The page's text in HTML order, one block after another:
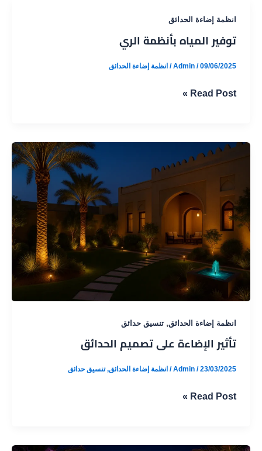
انظمة إضاءة الحدائق
توفير المياه بأنظمة الري
Admin /09/06/2025
/ انظمة إضاءة الحدائق
توفير
الري
Read Post »
انظمة إضاءة الحدائق, تنسيق حدائق
تأثير الإضاءة على تصميم الحدائق
Admin /23/03/2025
/ انظمة إضاءة الحدائق,تنسيق حدائق
تأثير
تصميم
Read Post »